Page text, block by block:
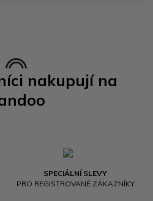
nakupují na
SPECIÁLNÍ SLEVY
PRO REGISTROVANÉ ZÁKAZNÍKY